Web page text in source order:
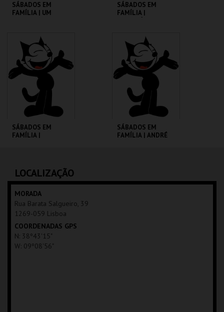
SÁBADOS EM
FAMÍLIA | UM
CINEMATECA
MAIS INFO
COMPRAR
SÁBADOS EM
FAMÍLIA |
CINEMATECA
MAIS INFO
COMPRAR
SÁBADOS EM
FAMÍLIA |
MAIS INFO
COMPRAR
SÁBADOS EM
FAMÍLIA | ANDRÉ
LOCALIZAÇÃO
MORADA
Rua Barata Salgueiro, 39
1269-059 Lisboa
COORDENADAS GPS
N: 38º43'15"
W: 09º08'56"